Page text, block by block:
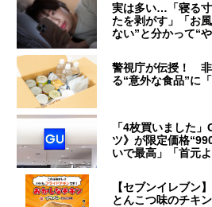
実は多い…「寝る
たを剥がす」「お
ない”と分かって“
警視庁が伝授！ 非
る“意外な食品”に
「4枚買いました
ツ》が限定価格
いで最高」「首元
【セブンイレブン
とんこつ味のチキ